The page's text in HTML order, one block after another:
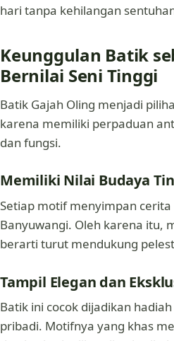
hari tanpa kehilangan
Keunggulan Batik
Bernilai Seni Tinggi
Batik Gajah Oling menjadi
karena memiliki perpaduan
dan fungsi.
Memiliki Nilai Budaya
Setiap motif menyimpan
Banyuwangi. Oleh karena itu,
berarti turut mendukung
Tampil Elegan dan
Batik ini cocok dijadikan
pribadi. Motifnya yang khas